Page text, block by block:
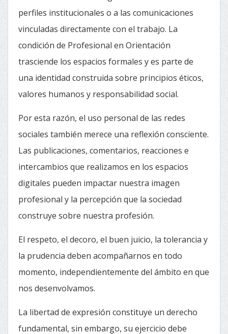
perfiles institucionales o a las comunicaciones
vinculadas directamente con el trabajo. La
condición de Profesional en Orientación
trasciende los espacios formales y es parte de
una identidad construida sobre principios éticos,
valores humanos y responsabilidad social.
Por esta razón, el uso personal de las redes
sociales también merece una reflexión consciente.
Las publicaciones, comentarios, reacciones e
intercambios que realizamos en los espacios
digitales pueden impactar nuestra imagen
profesional y la percepción que la sociedad
construye sobre nuestra profesión.
El respeto, el decoro, el buen juicio, la tolerancia y
la prudencia deben acompañarnos en todo
momento, independientemente del ámbito en que
nos desenvolvamos.
La libertad de expresión constituye un derecho
fundamental, sin embargo, su ejercicio debe